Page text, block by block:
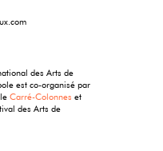
des Arts de
est co-organisé par
Carré-Colonnes et
des Arts de